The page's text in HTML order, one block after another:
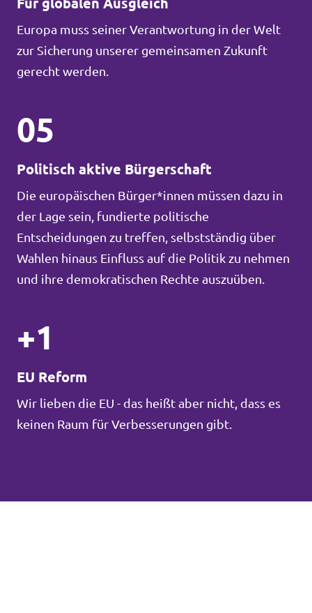
Europa muss seiner Verantwortung in der Welt
zur Sicherung unserer gemeinsamen Zukunft
gerecht werden.
05
Politisch aktive Bürgerschaft
Die europäischen Bürger*innen müssen dazu in
der Lage sein, fundierte politische
Entscheidungen zu treffen, selbstständig über
Wahlen hinaus Einfluss auf die Politik zu nehmen
und ihre demokratischen Rechte auszuüben.
+1
EU Reform
Wir lieben die EU - das heißt aber nicht, dass es
keinen Raum für Verbesserungen gibt.